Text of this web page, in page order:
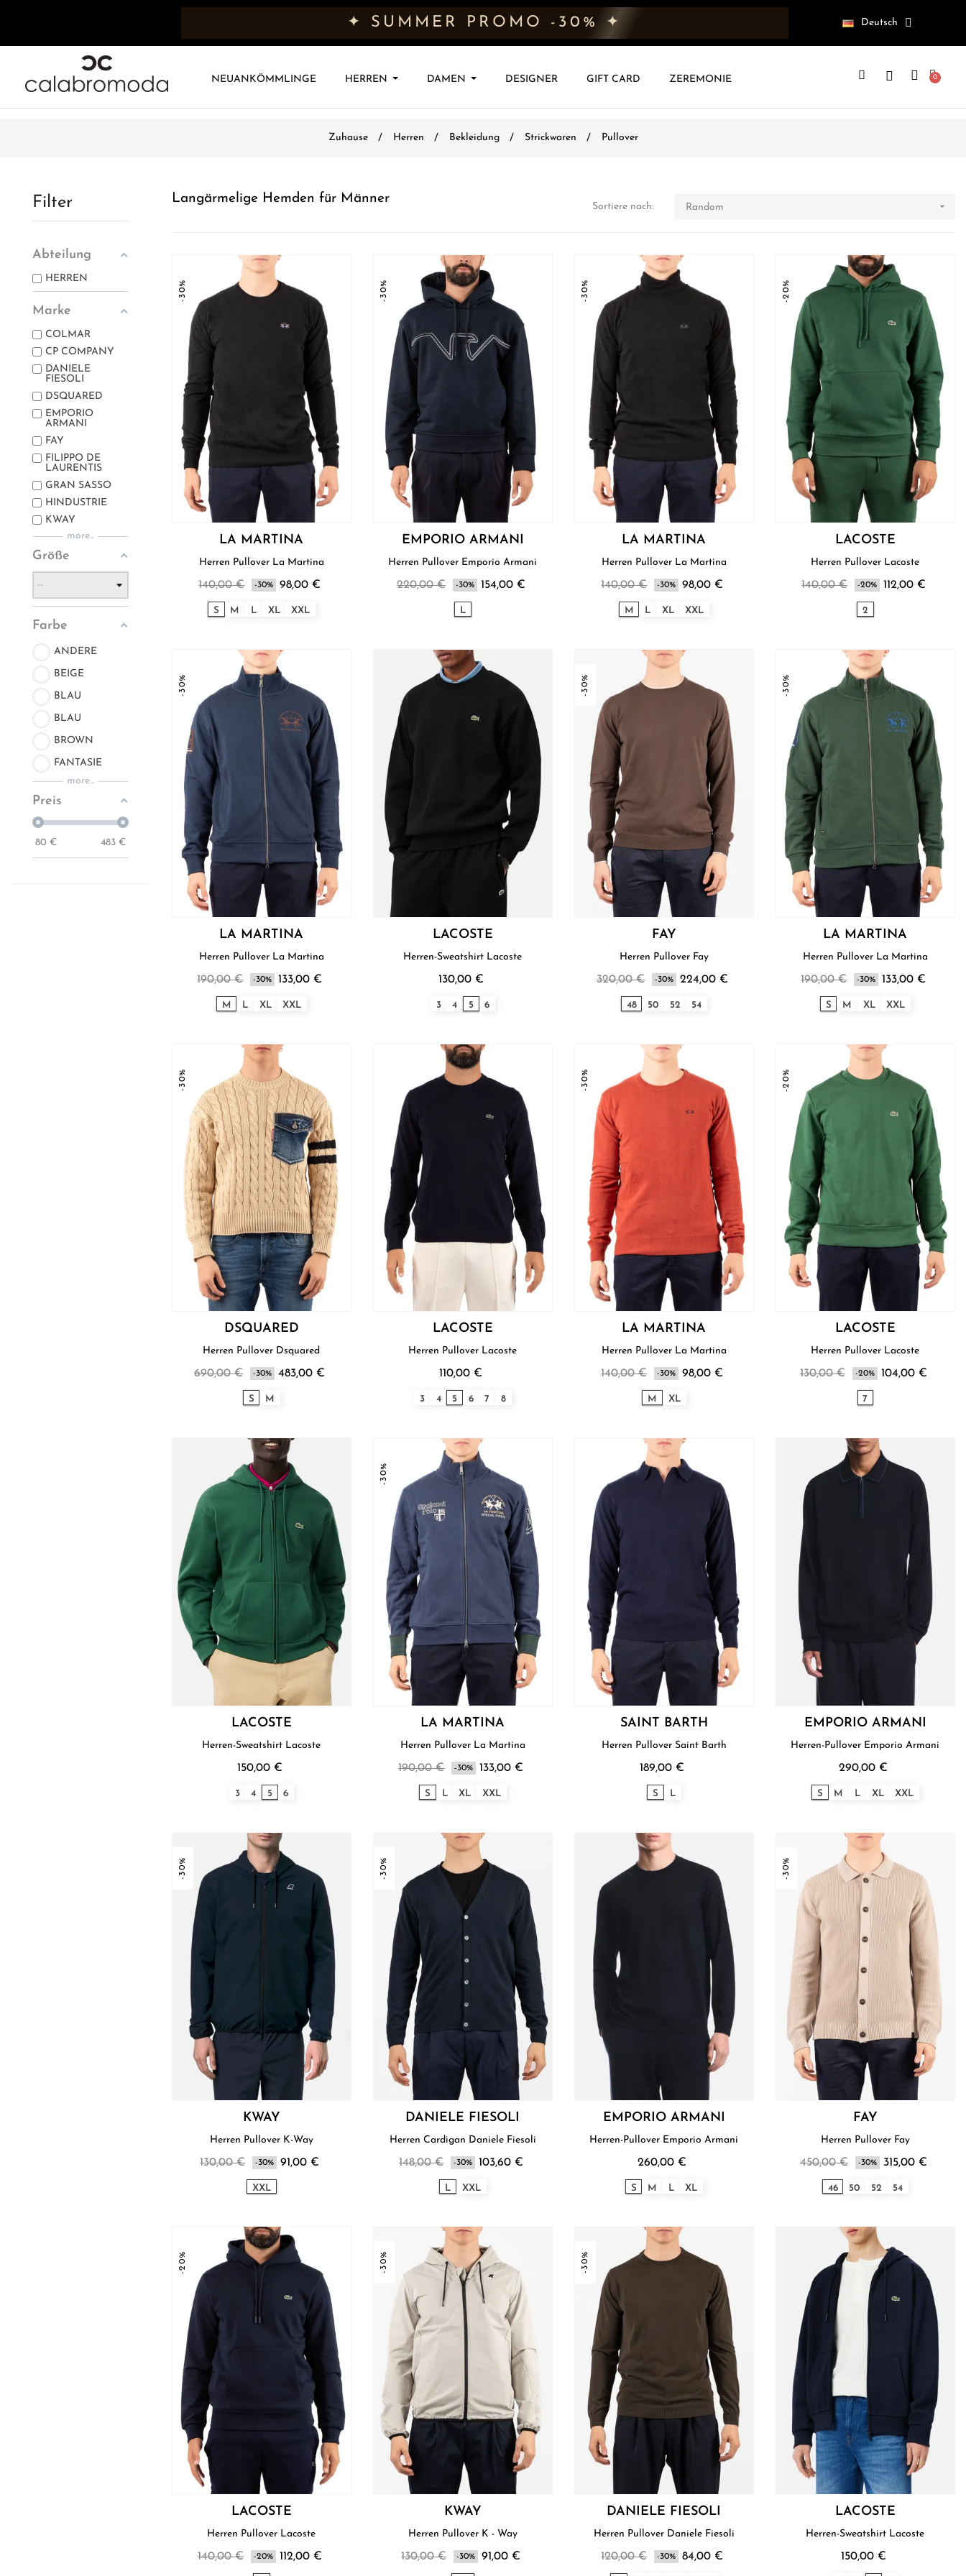
✦ SUMMER PROMO -30% ✦ Deutsch
NEUANKÖMMLINGE HERREN DAMEN DESIGNER GIFT CARD ZEREMONIE
Zuhause Herren Bekleidung Strickwaren Pullover
Filter
Abteilung
HERREN
Marke
COLMAR
CP COMPANY
DANIELE
FIESOLI
DSQUARED
EMPORIO
ARMANI
FAY
FILIPPO DE
LAURENTIS
GRAN SASSO
HINDUSTRIE
KWAY
more...
Größe
Farbe
ANDERE
BEIGE
BLAU
BLAU
BROWN
FANTASIE
more...
Preis
80 € 483 €
Langärmelige Hemden für Männer
Sortiere nach: Random 
-30%
LA MARTINA
Herren Pullover La Martina
140,00 € -30% 98,00 €
S M L XL XXL
-30%
EMPORIO ARMANI
Herren Pullover Emporio Armani
220,00 € -30% 154,00 €
L
-30%
LA MARTINA
Herren Pullover La Martina
140,00 € -30% 98,00 €
M L XL XXL
-20%
LACOSTE
Herren Pullover Lacoste
140,00 € -20% 112,00 €
2
-30%
LA MARTINA
Herren Pullover La Martina
190,00 € -30% 133,00 €
M L XL XXL
LACOSTE
Herren-Sweatshirt Lacoste
130,00 €
3 4 5 6
-30%
FAY
Herren Pullover Fay
320,00 € -30% 224,00 €
48 50 52 54
-30%
LA MARTINA
Herren Pullover La Martina
190,00 € -30% 133,00 €
S M XL XXL
-30%
DSQUARED
Herren Pullover Dsquared
690,00 € -30% 483,00 €
S M
LACOSTE
Herren Pullover Lacoste
110,00 €
3 4 5 6 7 8
-30%
LA MARTINA
Herren Pullover La Martina
140,00 € -30% 98,00 €
M XL
-20%
LACOSTE
Herren Pullover Lacoste
130,00 € -20% 104,00 €
7
LACOSTE
Herren-Sweatshirt Lacoste
150,00 €
3 4 5 6
-30%
LA MARTINA
Herren Pullover La Martina
190,00 € -30% 133,00 €
S L XL XXL
SAINT BARTH
Herren Pullover Saint Barth
189,00 €
S L
EMPORIO ARMANI
Herren-Pullover Emporio Armani
290,00 €
S M L XL XXL
-30%
KWAY
Herren Pullover K-Way
130,00 € -30% 91,00 €
XXL
-30%
DANIELE FIESOLI
Herren Cardigan Daniele Fiesoli
148,00 € -30% 103,60 €
L XXL
EMPORIO ARMANI
Herren-Pullover Emporio Armani
260,00 €
S M L XL
-30%
FAY
Herren Pullover Fay
450,00 € -30% 315,00 €
46 50 52 54
-20%
LACOSTE
Herren Pullover Lacoste
140,00 € -20% 112,00 €
-30%
KWAY
Herren Pullover K - Way
130,00 € -30% 91,00 €
-30%
DANIELE FIESOLI
Herren Pullover Daniele Fiesoli
120,00 € -30% 84,00 €
LACOSTE
Herren-Sweatshirt Lacoste
150,00 €